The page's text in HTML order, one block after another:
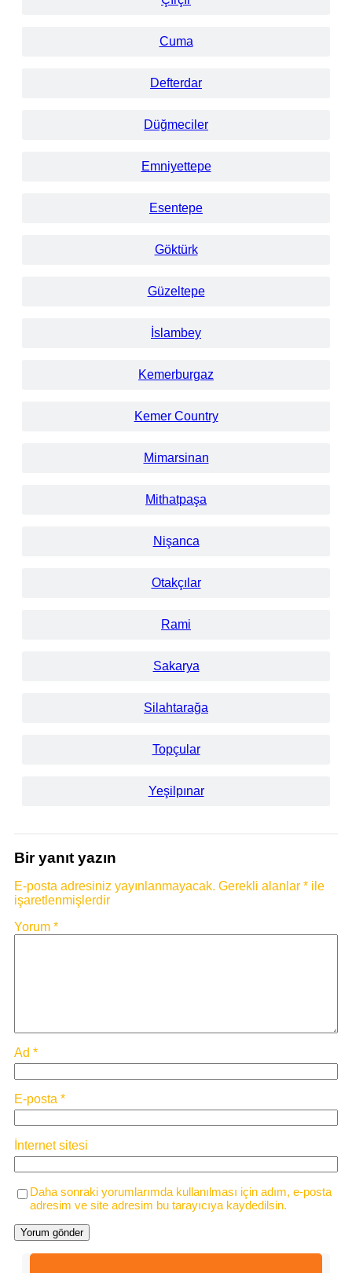
Cuma
Defterdar
Düğmeciler
Emniyettepe
Esentepe
Göktürk
Güzeltepe
İslambey
Kemerburgaz
Kemer Country
Mimarsinan
Mithatpaşa
Nişanca
Otakçılar
Rami
Sakarya
Silahtarağa
Topçular
Yeşilpınar
Bir yanıt yazın
E-posta adresiniz yayınlanmayacak. Gerekli alanlar * ile
işaretlenmişlerdir
Yorum *
Ad *
E-posta *
İnternet sitesi
Daha sonraki yorumlarımda kullanılması için adım, e-posta
adresim ve site adresim bu tarayıcıya kaydedilsin.